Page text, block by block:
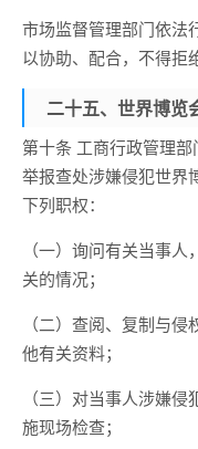
市场监督管理部门依法
以协助、配合，不得拒
二十五、世界博览
第十条 工商行政管理
举报查处涉嫌侵犯世界
下列职权：
（一）询问有关当事
关的情况；
（二）查阅、复制与
他有关资料；
（三）对当事人涉嫌
施现场检查；